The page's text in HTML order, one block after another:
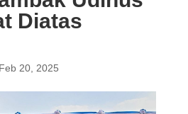
Diatas
Feb 20, 2025